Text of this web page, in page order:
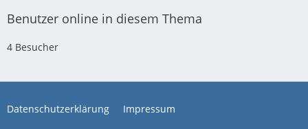
Benutzer online in diesem Thema
4 Besucher
Datenschutzerklärung Impressum